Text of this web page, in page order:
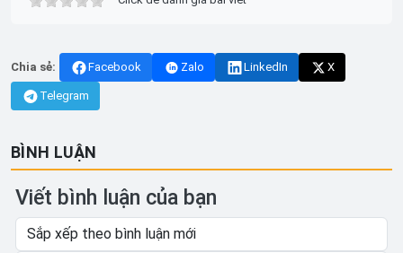
Chia sẻ: Facebook Zalo LinkedIn X
Telegram
BÌNH LUẬN
Viết bình luận của bạn